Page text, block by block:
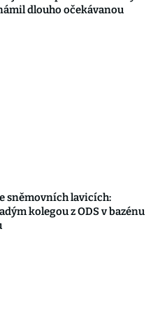
dlouho očekávanou
sněmovních lavicích:
kolegou z ODS v bazénu